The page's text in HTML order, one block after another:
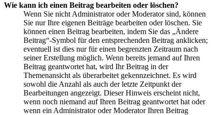
Wie kann ich einen Beitrag bearbeiten oder löschen?
Wenn Sie nicht Administrator oder Moderator sind, können
Sie nur Ihre eigenen Beiträge bearbeiten oder löschen. Sie
können einen Beitrag bearbeiten, indem Sie das „Ändere
Beitrag“-Symbol für den entsprechenden Beitrag anklicken;
eventuell ist dies nur für einen begrenzten Zeitraum nach
seiner Erstellung möglich. Wenn bereits jemand auf Ihren
Beitrag geantwortet hat, wird Ihr Beitrag in der
Themenansicht als überarbeitet gekennzeichnet. Es wird
sowohl die Anzahl als auch der letzte Zeitpunkt der
Bearbeitungen angezeigt. Dieser Hinweis erscheint nicht,
wenn noch niemand auf Ihren Beitrag geantwortet hat oder
wenn ein Administrator oder Moderator Ihren Beitrag